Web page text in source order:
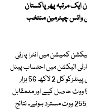
مرتبہ پھر پاکستان
وائس چیئرمین منتخب
کمیشن میں انٹرا پارٹی
الیکشن میں احتساب پینل
اور انصاف پینل مدمقابل تھے۔ الیکشن کے دوران دونوں پینلزکو کل 2 لاکھ 56 ہزار
957 ووٹ پڑے۔ انصاف پینل نے ایک لاکھ 89 ہزار 55 ووٹ حاصل کیے اور مدمقابل
احتساب پینل کو 41 ہزار647 ووٹ ملے جب کہ 26 ہزار 255 ووٹ مسترد ہوئے۔ نتائج